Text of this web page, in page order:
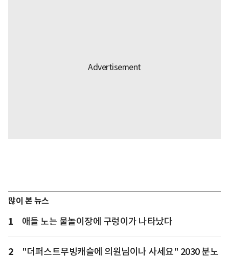
많이 본 뉴스
1 애들 노는 물놀이장에 구렁이가 나타났다
2
"더퍼스트무빙캐슬에 의원님이나 사세요" 2030 분노